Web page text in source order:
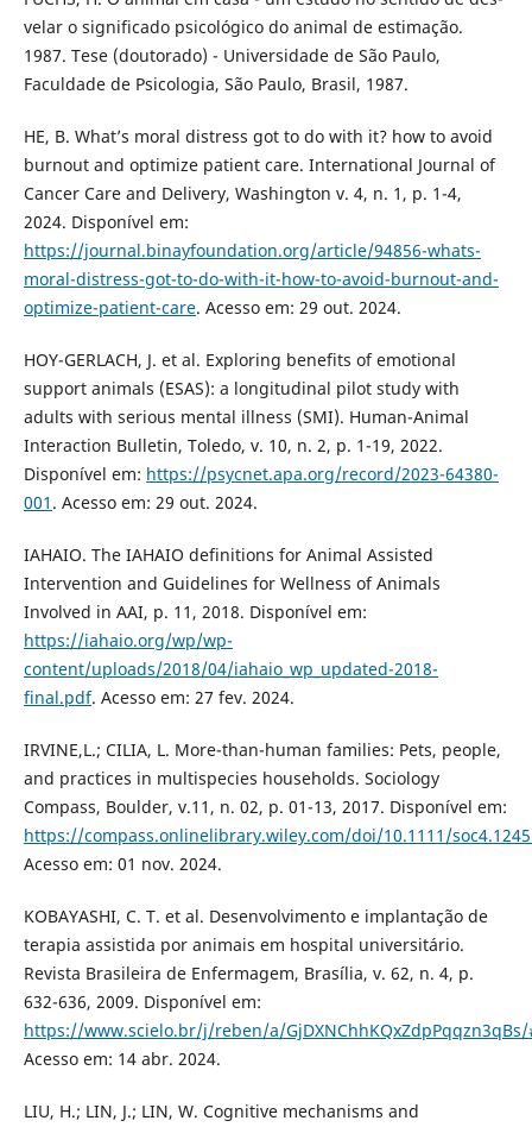
velar o significado psicológico do animal de estimação.
1987. Tese (doutorado) - Universidade de São Paulo,
Faculdade de Psicologia, São Paulo, Brasil, 1987.
HE, B. What’s moral distress got to do with it? how to avoid
burnout and optimize patient care. International Journal of
Cancer Care and Delivery, Washington v. 4, n. 1, p. 1-4,
2024. Disponível em:
https://journal.binayfoundation.org/article/94856-whats-
moral-distress-got-to-do-with-it-how-to-avoid-burnout-and-
optimize-patient-care. Acesso em: 29 out. 2024.
HOY-GERLACH, J. et al. Exploring benefits of emotional
support animals (ESAS): a longitudinal pilot study with
adults with serious mental illness (SMI). Human-Animal
Interaction Bulletin, Toledo, v. 10, n. 2, p. 1-19, 2022.
Disponível em: https://psycnet.apa.org/record/2023-64380-
001 . Acesso em: 29 out. 2024.
IAHAIO. The IAHAIO definitions for Animal Assisted
Intervention and Guidelines for Wellness of Animals
Involved in AAI, p. 11, 2018. Disponível em:
https://iahaio.org/wp/wp-
content/uploads/2018/04/iahaio_wp_updated-2018-
final.pdf. Acesso em: 27 fev. 2024.
IRVINE,L.; CILIA, L. More-than-human families: Pets, people,
and practices in multispecies households. Sociology
Compass, Boulder, v.11, n. 02, p. 01-13, 2017. Disponível em:
https://compass.onlinelibrary.wiley.com/doi/10.1111/
Acesso em: 01 nov. 2024.
KOBAYASHI, C. T. et al. Desenvolvimento e implantação de
terapia assistida por animais em hospital universitário.
Revista Brasileira de Enfermagem, Brasília, v. 62, n. 4, p.
632-636, 2009. Disponível em:
https://www.scielo.br/j/reben/a/
Acesso em: 14 abr. 2024.
LIU, H.; LIN, J.; LIN, W. Cognitive mechanisms and